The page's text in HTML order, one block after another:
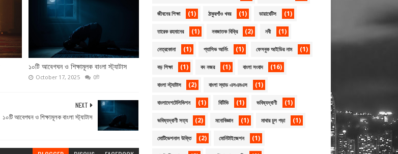
১০টি আবেগঘন ও শিক্ষামূলক বাংলা স্ট্যাটাস
October 17, 2025 0টি
NEXT
১০টি আবেগঘন ও শিক্ষামূলক বাংলা স্ট্যাটাস
জীবনের শিক্ষা (1) ঠাকুরগাঁও খবর (1) ডায়াবেটিস (1)
তারেক রহমানের (1) নবজাতক বিক্রি (2) নবী (1)
নেত্রকোনা (1) প্যাসিভ আর্নিং (1) ফেসবুক আইডির নাম (1)
বড় শিক্ষা (1) বদ নজর (1) বাংলা সংবাদ (16)
বাংলা স্ট্যাটাস (2) বাংলা স্যাড এসএমএস (1)
বাংলাদেশটেলিভিশন (1) বিটিভি (1) ভবিষ্যদ্বাণী (1)
ভবিষ্যদ্বাণী সত্য (2) মনোবিজ্ঞান (1) মাথার চুল পড়া (1)
মোটিভেশনাল উক্তি (2) মোনিটাইজেশন (1)